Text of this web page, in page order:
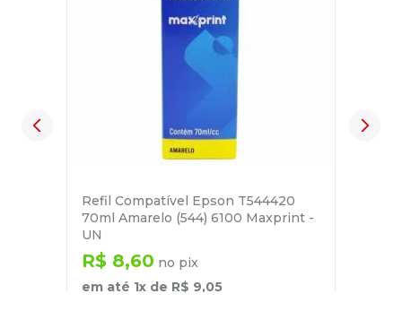
Refil Compatível Epson T544420
70ml Amarelo (544) 6100 Maxprint -
UN
R$ 8,60 no pix
em até 1x de R$ 9,05